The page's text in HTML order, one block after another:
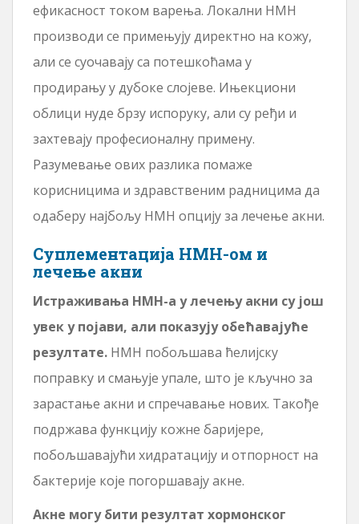
ефикасност током варења. Локални НМН
производи се примењују директно на кожу,
али се суочавају са потешкоћама у
продирању у дубоке слојеве. Ињекциони
облици нуде брзу испоруку, али су ређи и
захтевају професионалну примену.
Разумевање ових разлика помаже
корисницима и здравственим радницима да
одаберу најбољу НМН опцију за лечење акни.
Суплементација НМН-ом и
лечење акни
Истраживања НМН-а у лечењу акни су још
увек у појави, али показују обећавајуће
резултате. НМН побољшава ћелијску
поправку и смањује упале, што је кључно за
зарастање акни и спречавање нових. Такође
подржава функцију кожне баријере,
побољшавајући хидратацију и отпорност на
бактерије које погоршавају акне.
Акне могу бити резултат хормонског